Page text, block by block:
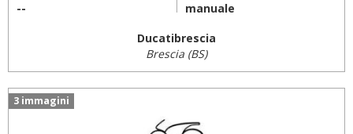
-- manuale
Ducatibrescia
Brescia (BS)
3 immagini